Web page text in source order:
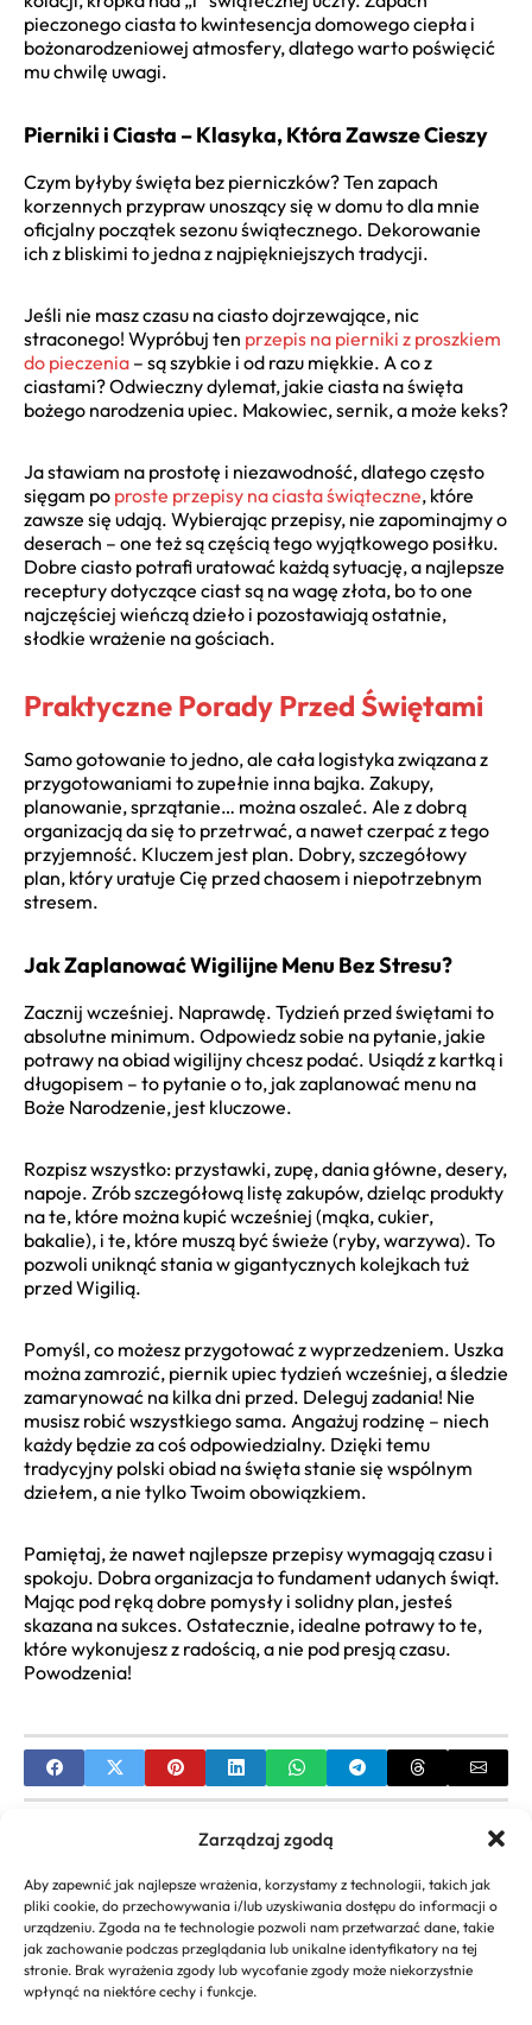
Zarządzaj zgodą
Aby zapewnić jak najlepsze wrażenia, korzystamy z technologii, takich jak
pliki cookie, do przechowywania i/lub uzyskiwania dostępu do informacji o
urządzeniu. Zgoda na te technologie pozwoli nam przetwarzać dane, takie
jak zachowanie podczas przeglądania lub unikalne identyfikatory na tej
stronie. Brak wyrażenia zgody lub wycofanie zgody może niekorzystnie
wpłynąć na niektóre cechy i funkcje.
pieczonego ciasta to kwintesencja domowego ciepła i
bożonarodzeniowej atmosfery, dlatego warto poświęcić
mu chwilę uwagi.
Pierniki i Ciasta – Klasyka, Która Zawsze Cieszy
Czym byłyby święta bez pierniczków? Ten zapach
korzennych przypraw unoszący się w domu to dla mnie
oficjalny początek sezonu świątecznego. Dekorowanie
ich z bliskimi to jedna z najpiękniejszych tradycji.
Jeśli nie masz czasu na ciasto dojrzewające, nic
straconego! Wypróbuj ten przepis na pierniki z proszkiem
do pieczenia – są szybkie i od razu miękkie. A co z
ciastami? Odwieczny dylemat, jakie ciasta na święta
bożego narodzenia upiec. Makowiec, sernik, a może keks?
Ja stawiam na prostotę i niezawodność, dlatego często
sięgam po proste przepisy na ciasta świąteczne, które
zawsze się udają. Wybierając przepisy, nie zapominajmy o
deserach – one też są częścią tego wyjątkowego posiłku.
Dobre ciasto potrafi uratować każdą sytuację, a najlepsze
receptury dotyczące ciast są na wagę złota, bo to one
najczęściej wieńczą dzieło i pozostawiają ostatnie,
słodkie wrażenie na gościach.
Praktyczne Porady Przed Świętami
Samo gotowanie to jedno, ale cała logistyka związana z
przygotowaniami to zupełnie inna bajka. Zakupy,
planowanie, sprzątanie… można oszaleć. Ale z dobrą
organizacją da się to przetrwać, a nawet czerpać z tego
przyjemność. Kluczem jest plan. Dobry, szczegółowy
plan, który uratuje Cię przed chaosem i niepotrzebnym
stresem.
Jak Zaplanować Wigilijne Menu Bez Stresu?
Zacznij wcześniej. Naprawdę. Tydzień przed świętami to
absolutne minimum. Odpowiedz sobie na pytanie, jakie
potrawy na obiad wigilijny chcesz podać. Usiądź z kartką i
długopisem – to pytanie o to, jak zaplanować menu na
Boże Narodzenie, jest kluczowe.
Rozpisz wszystko: przystawki, zupę, dania główne, desery,
napoje. Zrób szczegółową listę zakupów, dzieląc produkty
na te, które można kupić wcześniej (mąka, cukier,
bakalie), i te, które muszą być świeże (ryby, warzywa). To
pozwoli uniknąć stania w gigantycznych kolejkach tuż
przed Wigilią.
Pomyśl, co możesz przygotować z wyprzedzeniem. Uszka
można zamrozić, piernik upiec tydzień wcześniej, a śledzie
zamarynować na kilka dni przed. Deleguj zadania! Nie
musisz robić wszystkiego sama. Angażuj rodzinę – niech
każdy będzie za coś odpowiedzialny. Dzięki temu
tradycyjny polski obiad na święta stanie się wspólnym
dziełem, a nie tylko Twoim obowiązkiem.
Pamiętaj, że nawet najlepsze przepisy wymagają czasu i
spokoju. Dobra organizacja to fundament udanych świąt.
Mając pod ręką dobre pomysły i solidny plan, jesteś
skazana na sukces. Ostatecznie, idealne potrawy to te,
które wykonujesz z radością, a nie pod presją czasu.
Powodzenia!
Przepisy na paprykę konserwową na zimę –
Domowe Warianty
NEXT
Przepis na śledzie Tomasza Strzelczyka – Prosty i